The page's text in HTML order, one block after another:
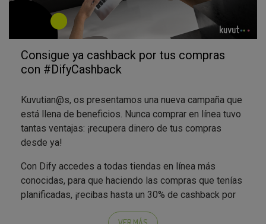
Consigue ya cashback por tus compras
con #DifyCashback
Kuvutian@s, os presentamos una nueva campaña que
está llena de beneficios. Nunca comprar en línea tuvo
tantas ventajas: ¡recupera dinero de tus compras
desde ya!
Con Dify accedes a todas tiendas en línea más
conocidas, para que haciendo las compras que tenías
planificadas, ¡recibas hasta un 30% de cashback por